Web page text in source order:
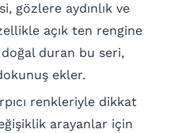
gözlere aydınlık ve
açık ten rengine
duran bu seri,
ekler.
renkleriyle dikkat
arayanlar için